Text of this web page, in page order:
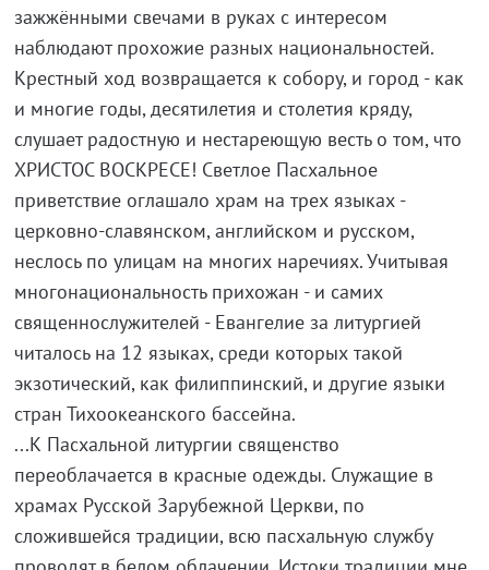
зажжёнными свечами в руках с интересом
наблюдают прохожие разных национальностей.
Крестный ход возвращается к собору, и город - как
и многие годы, десятилетия и столетия кряду,
слушает радостную и нестареющую весть о том, что
ХРИСТОС ВОСКРЕСЕ! Светлое Пасхальное
приветствие оглашало храм на трех языках -
церковно-славянском, английском и русском,
неслось по улицам на многих наречиях. Учитывая
многонациональность прихожан - и самих
священнослужителей - Евангелие за литургией
читалось на 12 языках, среди которых такой
экзотический, как филиппинский, и другие языки
стран Тихоокеанского бассейна.
...К Пасхальной литургии священство
переоблачается в красные одежды. Служащие в
храмах Русской Зарубежной Церкви, по
сложившейся традиции, всю пасхальную службу